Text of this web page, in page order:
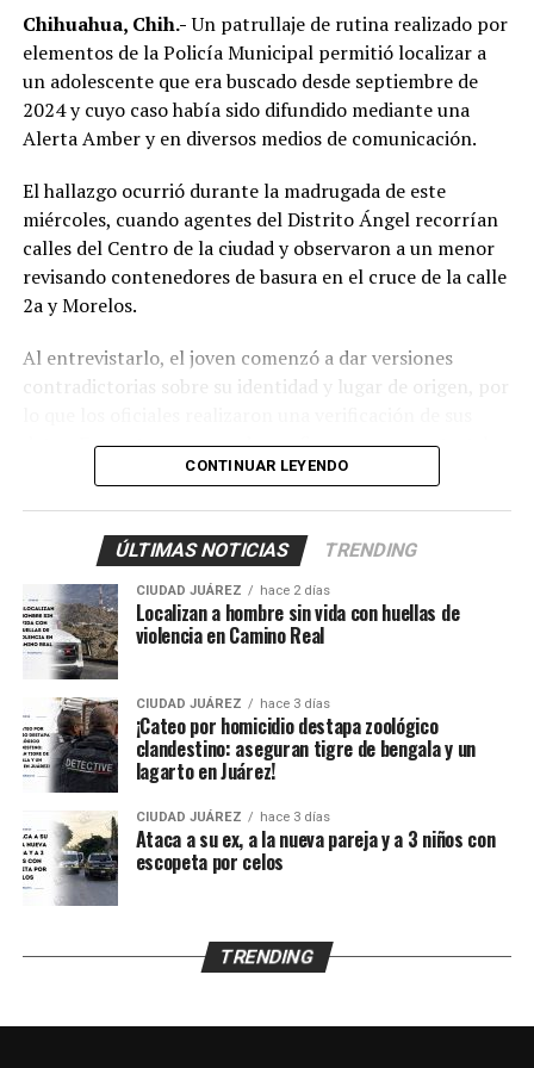
Chihuahua, Chih.-Un patrullaje de rutina realizado por
elementos de la Policía Municipal permitió localizar a
un adolescente que era buscado desde septiembre de
2024 y cuyo caso había sido difundido mediante una
Alerta Amber y en diversos medios de comunicación.
El hallazgo ocurrió durante la madrugada de este
miércoles, cuando agentes del Distrito Ángel recorrían
calles del Centro de la ciudad y observaron a un menor
revisando contenedores de basura en el cruce de la calle
2a y Morelos.
Al entrevistarlo, el joven comenzó a dar versiones
contradictorias sobre su identidad y lugar de origen, por
datos. Fue entonces cuando confirmaron que se trataba
Axel Jovany Escobar, de 13 años de edad, quien
5 de septiembre de 2024.
Los policías activaron de inmediato el protocolo de
protección para menores y trasladaron al adolescente al
Centro de Detención Zona Sur, donde fue revisado por
un médico que confirmó que se encontraba en buenas
condiciones de salud.
Posteriormente fue puesto a disposición de la Unidad de
Niñas, Niños y Adolescentes (UNNA), mientras la
Agencia Estatal de Investigación inició los trámites para
su reunificación con la familia y continuará con las
investigaciones para esclarecer qué ocurrió durante el
tiempo que permaneció desaparecido.
CONTINUAR LEYENDO
ÚLTIMAS NOTICIAS TRENDING
CIUDAD JUÁREZ hace 2 días
Localizan a hombre sin vida con huellas de
violencia en Camino Real
CIUDAD JUÁREZ hace 3 días
¡Cateo por homicidio destapa zoológico
clandestino: aseguran tigre de bengala y un
lagarto en Juárez!
CIUDAD JUÁREZ hace 3 días
Ataca a su ex, a la nueva pareja y a 3 niños con
escopeta por celos
TRENDING